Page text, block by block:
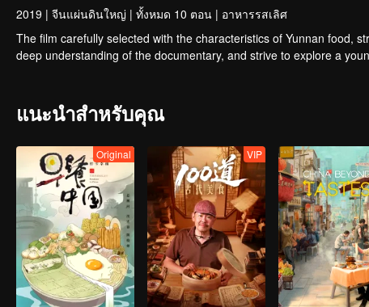
2019 | จีนแผ่นดินใหญ่ | ทั้งหมด 10 ตอน | อาหารรสเลิศ
The film carefully selected with the characteristics of Yunnan food,
deep understanding of the documentary, and strive to explore a
แนะนำสำหรับคุณ
Original VIP